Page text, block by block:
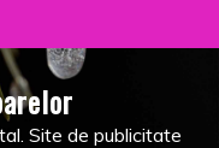
Site de publicitate